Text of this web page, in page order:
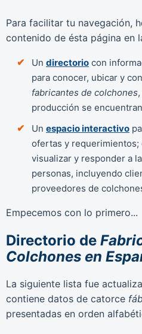
Para facilitar tu navegación,
contenido de ésta página en
Un directorio con
para conocer, ubicar y
fabricantes de colchones
producción se
Un espacio interactivo
ofertas y requerimientos;
visualizar y responder a
personas, incluyendo
proveedores de
Empecemos con lo primero...
Directorio de
Colchones en
La siguiente lista fue
contiene datos de catorce
presentadas en orden